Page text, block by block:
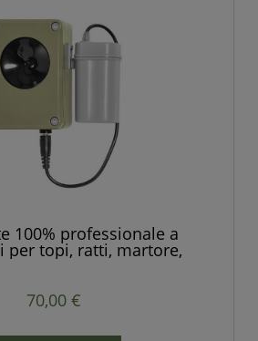
100% professionale a
per topi, ratti, martore,
animali selvatici.
70,00 €